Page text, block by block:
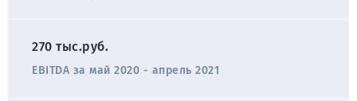
270 тыс.руб.
EBITDA за май 2020 - апрель 2021